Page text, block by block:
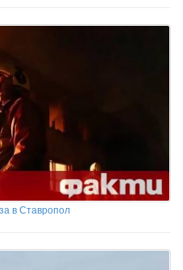
в Ставропол